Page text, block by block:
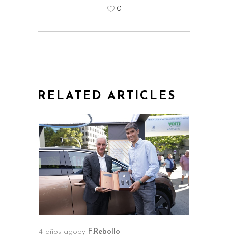
0
RELATED ARTICLES
4 años agoby F.Rebollo